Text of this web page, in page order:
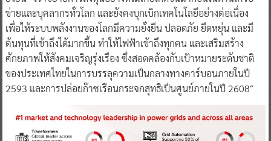
ข่ายและบุคลากรทั่วโลก และยังคงบุกเบิกเทคโนโลยีอย่างต่อเนื่อง
เพื่อให้ระบบพลังงานของโลกมีความยั่งยืน ปลอดภัย ยืดหยุ่น และมี
ต้นทุนที่เข้าถึงได้มากขึ้น ทำให้ไฟฟ้าเข้าถึงทุกคน และเสริมสร้าง
ศักยภาพให้สังคมเจริญรุ่งเรือง ซึ่งสอดคล้องกับเป้าหมายระดับชาติ
ของประเทศไทยในการบรรลุความเป็นกลางทางคาร์บอนภายในปี
2593 และการปล่อยก๊าซเรือนกระจกสุทธิเป็นศูนย์ภายในปี 2608″